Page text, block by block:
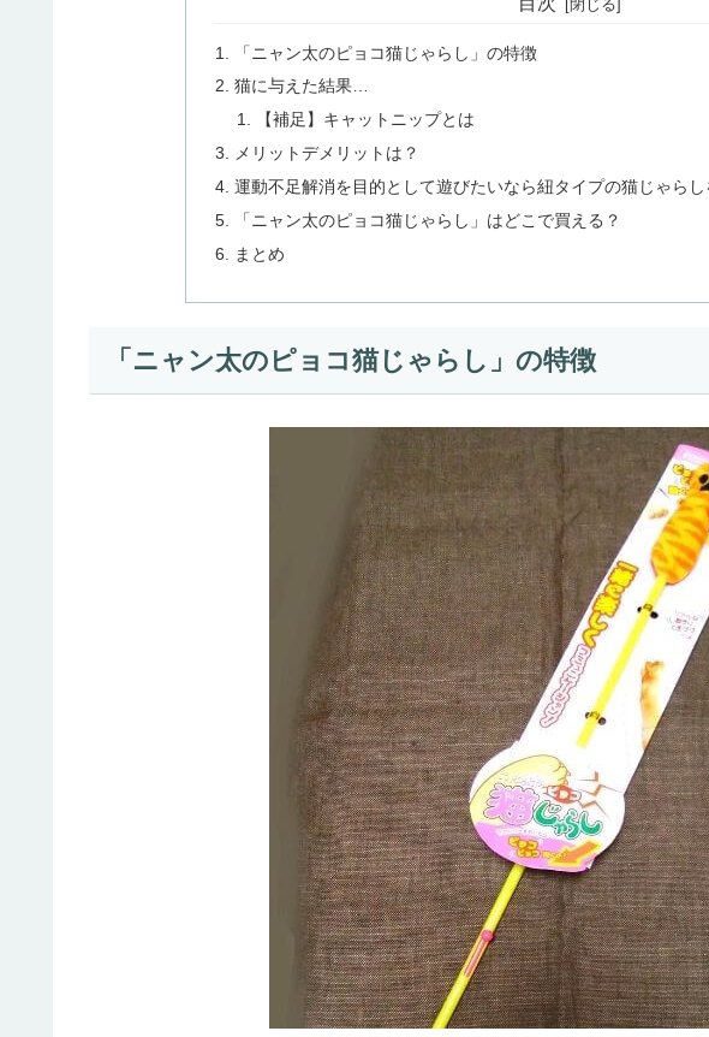
「ニャン太のピョコ猫じゃらし」の特徴
猫に与えた結果…
【補足】キャットニップとは
メリットデメリットは？
運動不足解消を目的として遊びたいなら紐タイプの猫じゃらし
「ニャン太のピョコ猫じゃらし」はどこで買える？
まとめ
「ニャン太のピョコ猫じゃらし」の特徴